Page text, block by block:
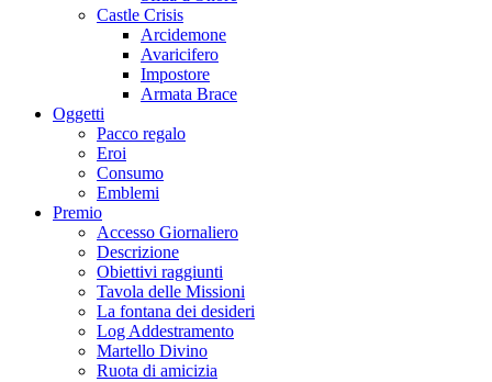
Castle Crisis
Arcidemone
Avaricifero
Impostore
Armata Brace
Oggetti
Pacco regalo
Eroi
Consumo
Emblemi
Premio
Accesso Giornaliero
Descrizione
Obiettivi raggiunti
Tavola delle Missioni
La fontana dei desideri
Log Addestramento
Martello Divino
Ruota di amicizia